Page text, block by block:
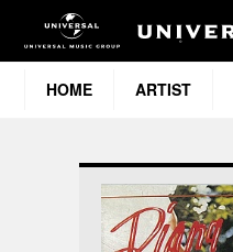
HOME ARTIST